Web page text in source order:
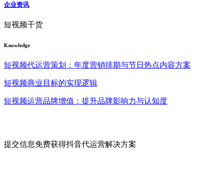
企业资讯
短视频干货
Knowledge
短视频代运营策划：年度营销排期与节日热点内容方案
短视频商业目标的实现逻辑
短视频运营品牌增值：提升品牌影响力与认知度
提交信息免费获得抖音代运营解决方案